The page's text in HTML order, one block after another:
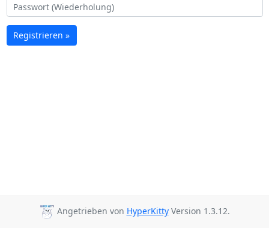
Registrieren »
Angetrieben von HyperKittyVersion 1.3.12.